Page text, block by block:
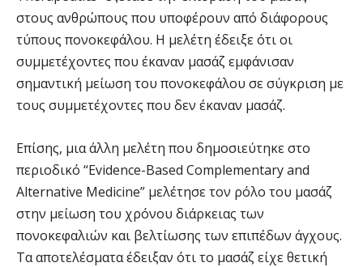
στους ανθρώπους που υποφέρουν από διάφορους
τύπους πονοκεφάλου. Η μελέτη έδειξε ότι οι
συμμετέχοντες που έκαναν μασάζ εμφάνισαν
σημαντική μείωση του πονοκεφάλου σε σύγκριση με
τους συμμετέχοντες που δεν έκαναν μασάζ.
Επίσης, μια άλλη μελέτη που δημοσιεύτηκε στο
περιοδικό “Evidence-Based Complementary and
Alternative Medicine” μελέτησε τον ρόλο του μασάζ
στην μείωση του χρόνου διάρκειας των
πονοκεφαλιών και βελτίωσης των επιπέδων άγχους.
Τα αποτελέσματα έδειξαν ότι το μασάζ είχε θετική